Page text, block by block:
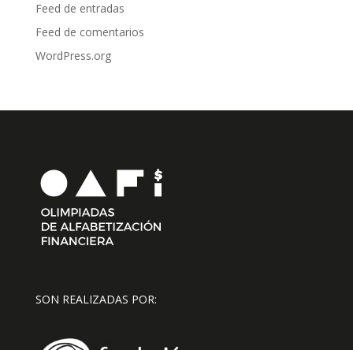
Feed de entradas
Feed de comentarios
WordPress.org
SON REALIZADAS POR: